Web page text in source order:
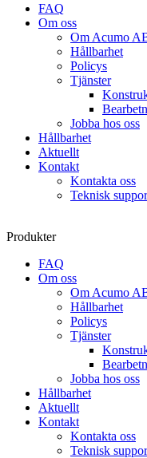
FAQ
Om oss
Om Acumo
Hållbarhet
Policys
Tjänster
Jobba hos oss
Hållbarhet
Aktuellt
Kontakt
Kontakta oss
Teknisk
Produkter
FAQ
Om oss
Om Acumo
Hållbarhet
Policys
Tjänster
Jobba hos oss
Hållbarhet
Aktuellt
Kontakt
Kontakta oss
Teknisk